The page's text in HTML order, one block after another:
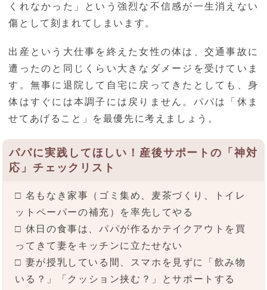
くれなかった」という強烈な不信感が一生消えない
傷として刻まれてしまいます。
出産という大仕事を終えた女性の体は、交通事故に
遭ったのと同じくらい大きなダメージを受けていま
す。無事に退院して自宅に戻ってきたとしても、身
体はすぐには本調子には戻りません。パパは「休ま
せてあげること」を最優先に考えましょう。
パパに実践してほしい！産後サポートの「神対
応」チェックリスト
□ 名もなき家事（ゴミ集め、麦茶づくり、トイレ
ットペーパーの補充）を率先してやる
□ 休日の食事は、パパが作るかテイクアウトを買
ってきて妻をキッチンに立たせない
□ 妻が授乳している間、スマホを見ずに「飲み物
いる？」「クッション挟む？」とサポートする